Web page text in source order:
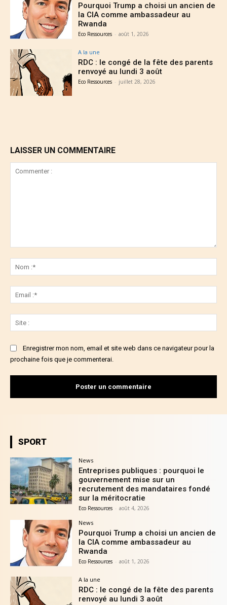
Pourquoi Trump a choisi un ancien de
la CIA comme ambassadeur au
Rwanda
Eco Ressources - août 1, 2026
A la une
RDC : le congé de la fête des parents
renvoyé au lundi 3 août
Eco Ressources - juillet 28, 2026
LAISSER UN COMMENTAIRE
:*
:*
:
Enregistrer mon nom, email et site web dans ce navigateur pour la
prochaine fois que je commenterai.
SPORT
News
Entreprises publiques : pourquoi le
gouvernement mise sur un
recrutement des mandataires fondé
sur la méritocratie
Eco Ressources - août 4, 2026
News
Pourquoi Trump a choisi un ancien de
la CIA comme ambassadeur au
Rwanda
Eco Ressources - août 1, 2026
A la une
RDC : le congé de la fête des parents
renvoyé au lundi 3 août